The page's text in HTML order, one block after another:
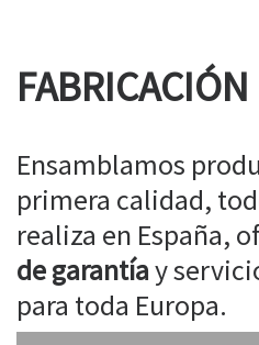
Ensamblamos
primera calidad,
realiza en España,
de garantíay
para toda Europa.